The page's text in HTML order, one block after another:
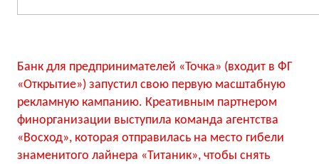
Банк для предпринимателей «Точка» (входит в ФГ
«Открытие») запустил свою первую масштабную
рекламную кампанию. Креативным партнером
финорганизации выступила команда агентства
«Восход», которая отправилась на место гибели
знаменитого лайнера «Титаник», чтобы снять